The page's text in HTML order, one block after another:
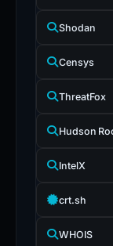
Shodan
Censys
ThreatFox
Hudson
IntelX
crt.sh
WHOIS